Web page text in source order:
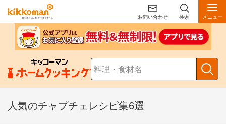
お問い合わせ 検索 メニュー
人気のチャプチェレシピ集6選